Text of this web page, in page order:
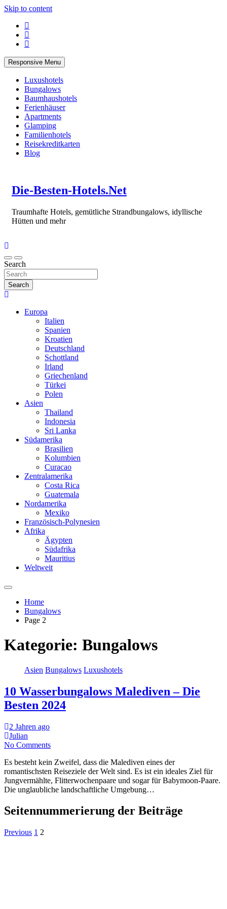
Skip to content
Responsive Menu
Luxushotels
Bungalows
Baumhaushotels
Ferienhäuser
Apartments
Glamping
Familienhotels
Reisekreditkarten
Blog
Die-Besten-Hotels.Net
Traumhafte Hotels, gemütliche Strandbungalows, idyllische
Hütten und mehr
Search
Search
Europa
Italien
Spanien
Kroatien
Deutschland
Schottland
Irland
Griechenland
Türkei
Polen
Asien
Thailand
Indonesia
Sri Lanka
Südamerika
Brasilien
Kolumbien
Curacao
Zentralamerika
Costa Rica
Guatemala
Nordamerika
Mexiko
Französisch-Polynesien
Afrika
Ägypten
Südafrika
Mauritius
Weltweit
Home
Bungalows
Page 2
Kategorie: Bungalows
Asien Bungalows Luxushotels
10 Wasserbungalows Malediven – Die
Besten 2024
2 Jahren ago
Julian
No Comments
Es besteht kein Zweifel, dass die Malediven eines der
romantischsten Reiseziele der Welt sind. Es ist ein ideales Ziel für
Jungvermählte, Flitterwochenpaare und sogar für Babymoon-Paare.
Die unglaubliche landschaftliche Umgebung…
Seitennummerierung der Beiträge
Previous 1 2